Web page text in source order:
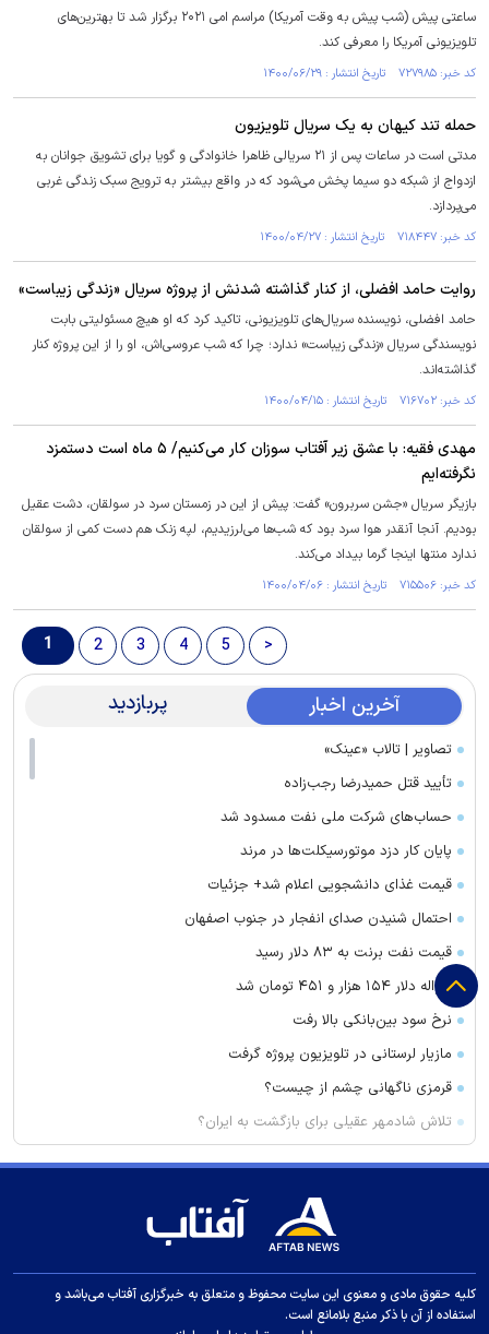
ساعتی پیش (شب پیش به وقت آمریکا) مراسم امی ۲۰۲۱ برگزار شد تا بهترین‌های
تلویزیونی آمریکا را معرفی کند.
کد خبر: ۷۲۷۹۸۵ تاریخ انتشار : ۱۴۰۰/۰۶/۲۹
حمله تند کیهان به یک سریال تلویزیون
مدتی است در ساعات پس از ۲۱ سریالی ظاهرا خانوادگی و گویا برای تشویق جوانان به
ازدواج از شبکه دو سیما پخش می‌شود که در واقع بیشتر به ترویج سبک زندگی غربی
می‌پردازد.
کد خبر: ۷۱۸۴۴۷ تاریخ انتشار : ۱۴۰۰/۰۴/۲۷
روایت حامد افضلی، از کنار گذاشته شدنش از پروژه سریال «زندگی زیباست»
حامد افضلی، نویسنده سریال‌های تلویزیونی، تاکید کرد که او هیچ مسئولیتی بابت
نویسندگی سریال «زندگی زیباست» ندارد؛ چرا که شب عروسی‌اش، او را از این پروژه کنار
گذاشته‌اند.
کد خبر: ۷۱۶۷۰۲ تاریخ انتشار : ۱۴۰۰/۰۴/۱۵
مهدی فقیه: با عشق زیر آفتاب سوزان کار می‌کنیم/ ۵ ماه است دستمزد
نگرفته‌ایم
بازیگر سریال «جشن سربرون» گفت: پیش از این در زمستان سرد در سولقان، دشت عقیل
بودیم. آنجا آنقدر هوا سرد بود که شب‌ها می‌لرزیدیم، لپه زنک هم دست کمی از سولقان
ندارد منتها اینجا گرما بیداد می‌کند.
کد خبر: ۷۱۵۵۰۶ تاریخ انتشار : ۱۴۰۰/۰۴/۰۶
1 2 3 4 5 >
آخرین اخبار پربازدید
تصاویر | تالاب «عینک»
تأیید قتل حمیدرضا رجب‌زاده
حساب‌های شرکت ملی نفت مسدود شد
پایان کار دزد موتورسیکلت‌ها در مرند
قیمت غذای دانشجویی اعلام شد+ جزئیات
احتمال شنیدن صدای انفجار در جنوب اصفهان
قیمت نفت برنت به ۸۳ دلار رسید
حواله دلار ۱۵۴ هزار و ۴۵۱ تومان شد
نرخ سود بین‌بانکی بالا رفت
مازیار لرستانی در تلویزیون پروژه گرفت
قرمزی ناگهانی چشم از چیست؟
تلاش شادمهر عقیلی برای بازگشت به ایران؟
تیم جدید جنپو به کمک استقلال آمد؟
کشف سیگار و مواد مخدر در میانه
آماده‌سازی تیم ملی MMA برای بازی‌های آسیایی در منطقه آزاد ارس
کلیه حقوق مادی و معنوی این سایت محفوظ و متعلق به خبرگزاری آفتاب می‌باشد و
استفاده از آن با ذکر منبع بلامانع است.